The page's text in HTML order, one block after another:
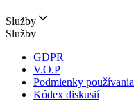
Služby
Služby
GDPR
V.O.P
Podmienky používania
Kódex diskusií